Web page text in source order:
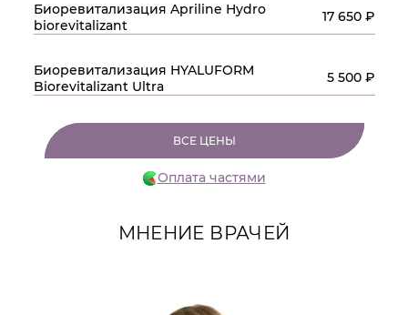
Биоревитализация Apriline Hydro
biorevitalizant
17 650 ₽
Биоревитализация HYALUFORM
Biorevitalizant Ultra
5 500 ₽
ВСЕ ЦЕНЫ
Оплата частями
МНЕНИЕ ВРАЧЕЙ